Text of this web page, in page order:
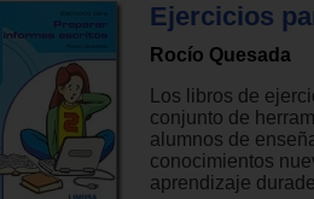
Ejercicios
Rocío Quesada
Los libros de
conjunto de
alumnos de
conocimientos
aprendizaje